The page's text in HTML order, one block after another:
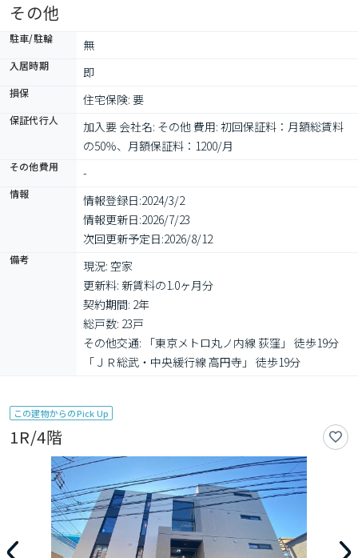
その他
駐車/駐輪 無
入居時期 即
損保 住宅保険: 要
保証代行人
加入要 会社名: その他 費用: 初回保証料：月額総賃料
の50％、月額保証料：1200/月
その他費用 -
情報 情報登録日:2024/3/2
情報更新日:2026/7/23
次回更新予定日:2026/8/12
備考
現況: 空家
更新料: 新賃料の1.0ヶ月分
契約期間: 2年
総戸数: 23戸
その他交通: 「東京メトロ丸ノ内線 荻窪」 徒歩19分
「ＪＲ総武・中央緩行線 高円寺」 徒歩19分
この建物からのPick Up
1R/4階